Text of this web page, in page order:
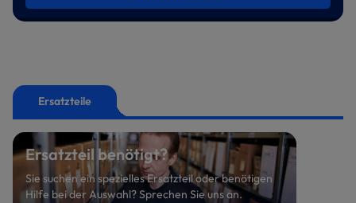
Ersatzteile
Ersatzteil benötigt?
Sie suchen ein spezielles Ersatzteil oder benötigen
Hilfe bei der Auswahl? Sprechen Sie uns an.